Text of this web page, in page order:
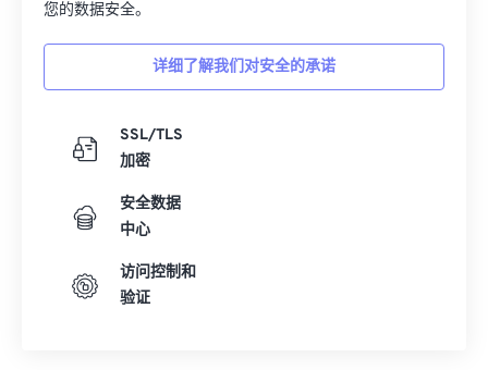
您的数据安全。
详细了解我们对安全的承诺
SSL/TLS
加密
安全数据
中心
访问控制和
验证